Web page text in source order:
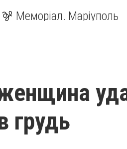
Меморіал. Маріуполь
грудь